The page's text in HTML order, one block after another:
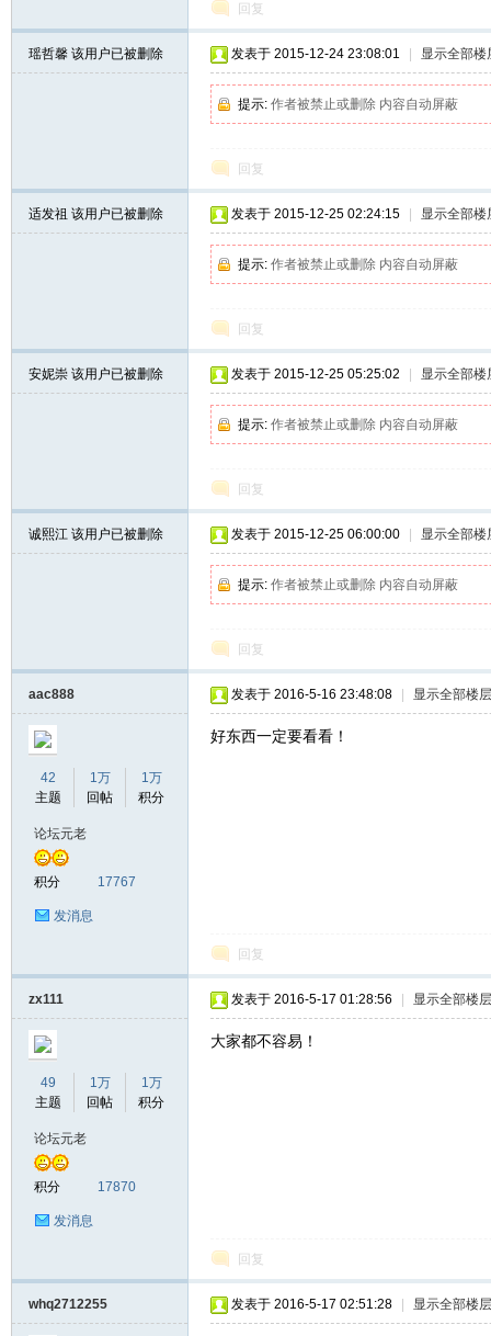
28
回复
瑶哲馨 该用户已被删除 发表于 2015-12-24 23:08:01 显示全部楼
提示: 作者被禁止或删除 内容自动屏蔽
回复
适发祖 该用户已被删除 发表于 2015-12-25 02:24:15 显示全部楼
提示: 作者被禁止或删除 内容自动屏蔽
回复
安妮崇 该用户已被删除 发表于 2015-12-25 05:25:02 显示全部楼
提示: 作者被禁止或删除 内容自动屏蔽
回复
诚熙江 该用户已被删除 发表于 2015-12-25 06:00:00 显示全部楼
提示: 作者被禁止或删除 内容自动屏蔽
回复
aac888
42
主题
1万
回帖
1万
积分
论坛元老
积分 17767
发消息
发表于 2016-5-16 23:48:08 显示全部楼层
好东西一定要看看！
回复
zx111
49
主题
1万
回帖
1万
积分
论坛元老
积分 17870
发消息
发表于 2016-5-17 01:28:56 显示全部楼层
大家都不容易！
回复
whq2712255 发表于 2016-5-17 02:51:28 显示全部楼层